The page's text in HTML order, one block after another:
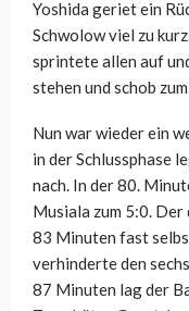
Yoshida geriet ein
Schwolow viel zu
sprintete allen auf
stehen und schob
Nun war wieder ein
in der Schlussphase
nach. In der 80.
Musiala zum 5:0.
83 Minuten fast
verhinderte den
87 Minuten lag der